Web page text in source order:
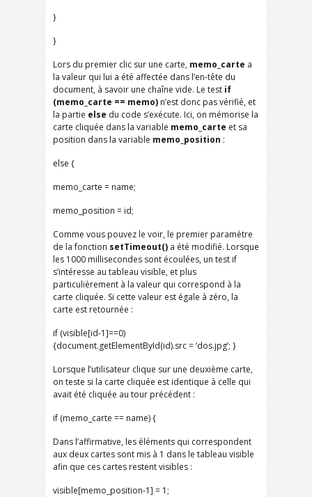
}
}
Lors du premier clic sur une carte, memo_carte a
la valeur qui lui a été affectée dans l’en-tête du
document, à savoir une chaîne vide. Le test if
(memo_carte == memo) n’est donc pas vérifié, et
la partie else du code s’exécute. Ici, on mémorise la
carte cliquée dans la variable memo_carte et sa
position dans la variable memo_position :
else {
memo_carte = name;
memo_position = id;
Comme vous pouvez le voir, le premier paramètre
de la fonction setTimeout() a été modifié. Lorsque
les 1000 millisecondes sont écoulées, un test if
s’intéresse au tableau visible, et plus
particulièrement à la valeur qui correspond à la
carte cliquée. Si cette valeur est égale à zéro, la
carte est retournée :
if (visible[id-1]==0)
{document.getElementById(id).src = ‘dos.jpg’; }
Lorsque l’utilisateur clique sur une deuxième carte,
on teste si la carte cliquée est identique à celle qui
avait été cliquée au tour précédent :
if (memo_carte == name) {
Dans l’affirmative, les éléments qui correspondent
aux deux cartes sont mis à 1 dans le tableau visible
afin que ces cartes restent visibles :
visible[memo_position-1] = 1;